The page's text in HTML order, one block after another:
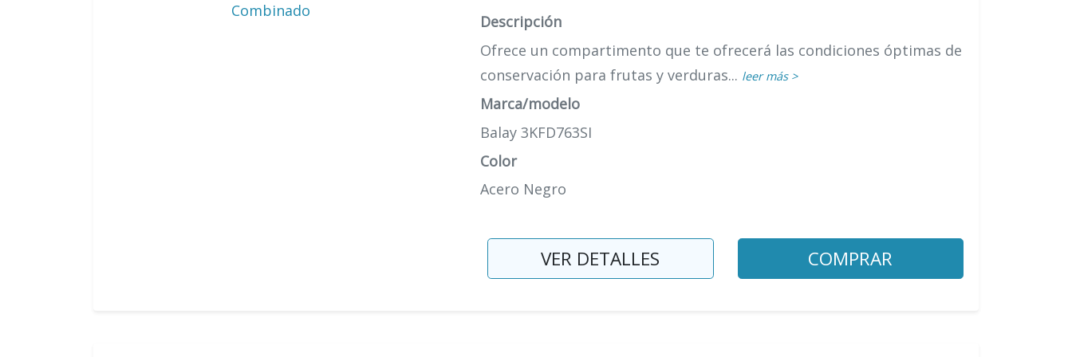
Descripción
Ofrece un compartimento que te ofrecerá las condiciones óptimas de
conservación para frutas y verduras... leer más >
Marca/modelo
Balay 3KFD763SI
Color
Acero Negro
VER DETALLES COMPRAR